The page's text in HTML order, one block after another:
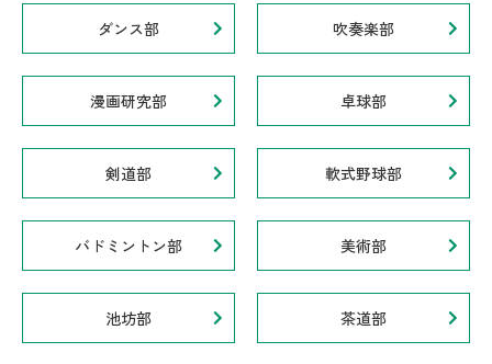
ダンス部 吹奏楽部
漫画研究部 卓球部
剣道部 軟式野球部
バドミントン部 美術部
池坊部 茶道部